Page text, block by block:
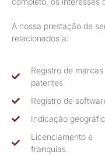
A nossa prestação de
relacionados a:
Registro de marcas
patentes
Registro de
Indicação
Licenciamento e
franquias